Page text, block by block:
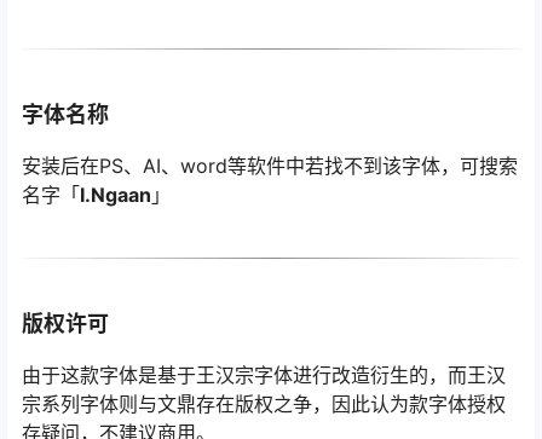
字体名称
安装后在PS、AI、word等软件中若找不到该字体，可搜索
名字「I.Ngaan 」
版权许可
由于这款字体是基于王汉宗字体进行改造衍生的，而王汉
宗系列字体则与文鼎存在版权之争，因此认为款字体授权
存疑问，不建议商用。